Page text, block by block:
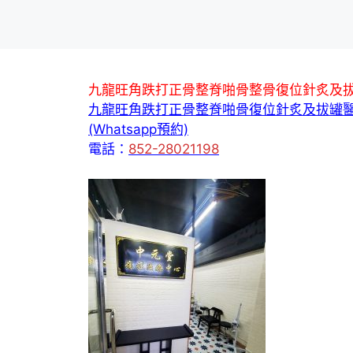
九龍旺角跌打正骨整脊啪骨整骨復位針炙及
九龍旺角跌打正骨整脊啪骨復位針炙及拔罐
(Whatsapp預約)
電話： 852-28021198